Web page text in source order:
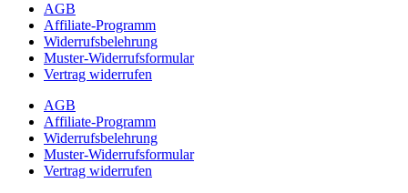
AGB
Affiliate-Programm
Widerrufsbelehrung
Muster-Widerrufsformular
Vertrag widerrufen
AGB
Affiliate-Programm
Widerrufsbelehrung
Muster-Widerrufsformular
Vertrag widerrufen